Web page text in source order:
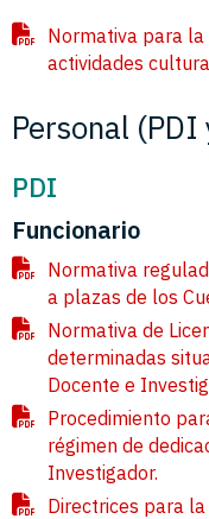
Normativa para la
actividades
Personal (PDI
PDI
Funcionario
Normativa
a plazas de los
Normativa de
determinadas
Docente e
Procedimiento
régimen de
Investigador.
Directrices para